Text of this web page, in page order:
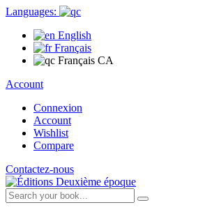
Languages:
English
Français
Français CA
Account
Connexion
Account
Wishlist
Compare
Contactez-nous